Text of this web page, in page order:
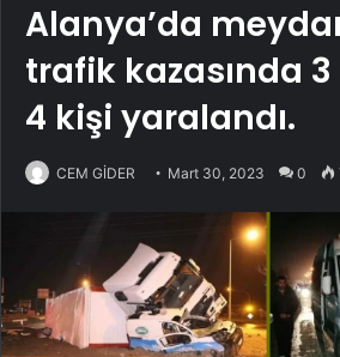
Alanya’da
trafik kazasında
4 kişi yaralandı.
CEM GİDER Mart 30, 2023 0